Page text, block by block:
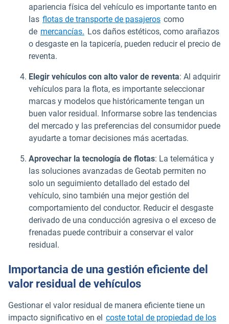
apariencia física del vehículo es importante tanto en
las flotas de transporte de pasajeros como
de mercancías. Los daños estéticos, como arañazos
o desgaste en la tapicería, pueden reducir el precio de
reventa.
Elegir vehículos con alto valor de reventa: Al adquirir
vehículos para la flota, es importante seleccionar
marcas y modelos que históricamente tengan un
buen valor residual. Informarse sobre las tendencias
del mercado y las preferencias del consumidor puede
ayudarte a tomar decisiones más acertadas.
Aprovechar la tecnología de flotas: La telemática y
las soluciones avanzadas de Geotab permiten no
solo un seguimiento detallado del estado del
vehículo, sino también una mejor gestión del
comportamiento del conductor. Reducir el desgaste
derivado de una conducción agresiva o el exceso de
frenadas puede contribuir a conservar el valor
residual.
Importancia de una gestión eficiente del
valor residual de vehículos
Gestionar el valor residual de manera eficiente tiene un
impacto significativo en el coste total de propiedad de los